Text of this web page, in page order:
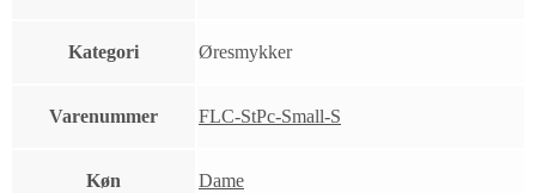
Kategori Øresmykker
Varenummer FLC-StPc-Small-S
Køn Dame